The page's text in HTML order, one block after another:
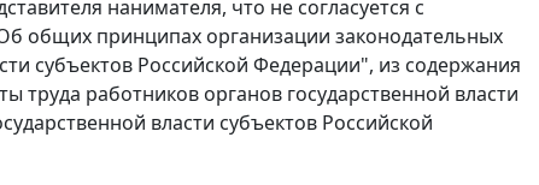
нанимателя, что не согласуется с
общих принципах организации законодательных
субъектов Российской Федерации", из содержания
труда работников органов государственной власти
власти субъектов Российской